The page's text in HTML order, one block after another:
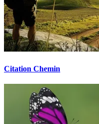
Citation Chemin